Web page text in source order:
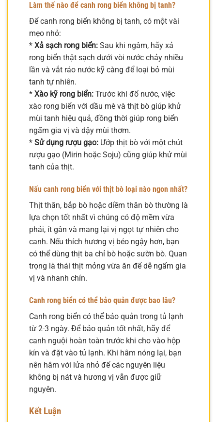
Làm thế nào để canh rong biển không bị tanh?
Để canh rong biển không bị tanh, có một vài
mẹo nhỏ:
* Xả sạch rong biển: Sau khi ngâm, hãy xả
rong biển thật sạch dưới vòi nước chảy nhiều
lần và vắt ráo nước kỹ càng để loại bỏ mùi
tanh tự nhiên.
* Xào kỹ rong biển: Trước khi đổ nước, việc
xào rong biển với dầu mè và thịt bò giúp khử
mùi tanh hiệu quả, đồng thời giúp rong biển
ngấm gia vị và dậy mùi thơm.
* Sử dụng rượu gạo: Ướp thịt bò với một chút
rượu gạo (Mirin hoặc Soju) cũng giúp khử mùi
tanh của thịt.
Nấu canh rong biển với thịt bò loại nào ngon nhất?
Thịt thăn, bắp bò hoặc diềm thăn bò thường là
lựa chọn tốt nhất vì chúng có độ mềm vừa
phải, ít gân và mang lại vị ngọt tự nhiên cho
canh. Nếu thích hương vị béo ngậy hơn, bạn
có thể dùng thịt ba chỉ bò hoặc sườn bò. Quan
trọng là thái thịt mỏng vừa ăn để dễ ngấm gia
vị và nhanh chín.
Canh rong biển có thể bảo quản được bao lâu?
Canh rong biển có thể bảo quản trong tủ lạnh
từ 2-3 ngày. Để bảo quản tốt nhất, hãy để
canh nguội hoàn toàn trước khi cho vào hộp
kín và đặt vào tủ lạnh. Khi hâm nóng lại, bạn
nên hâm với lửa nhỏ để các nguyên liệu
không bị nát và hương vị vẫn được giữ
nguyên.
Kết Luận